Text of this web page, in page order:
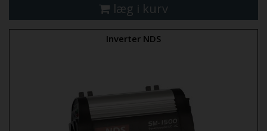
læg i kurv
Inverter NDS